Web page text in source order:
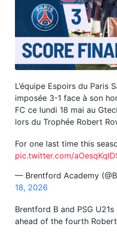
L’équipe Espoirs du Paris
imposée 3-1 face à son
FC ce lundi 18 mai au
lors du Trophée Robert
For one last time this
pic.twitter.com/
— Brentford Academy
18, 2026
Brentford B and PSG
ahead of the fourth